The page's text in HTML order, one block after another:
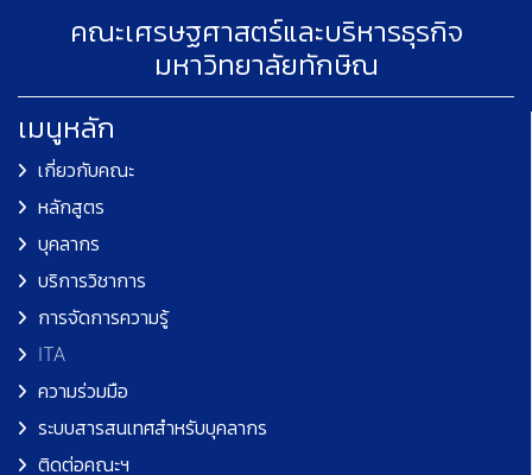
คณะเศรษฐศาสตร์และบริหารธุรกิจ
มหาวิทยาลัยทักษิณ
เมนูหลัก
เกี่ยวกับคณะ
หลักสูตร
บุคลากร
บริการวิชาการ
การจัดการความรู้
ITA
ความร่วมมือ
ระบบสารสนเทศสำหรับบุคลากร
ติดต่อคณะฯ